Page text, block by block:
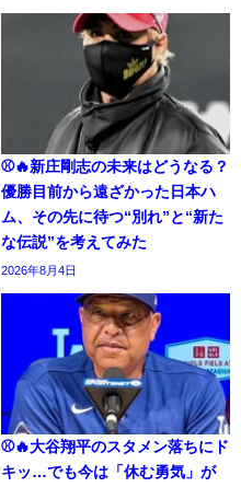
⚾🔥新庄剛志の未来はどうなる？
優勝目前から遠ざかった日本ハ
ム、その先に待つ“別れ”と“新た
な伝説”を考えてみた
2026年8月4日
⚾🔥大谷翔平のスタメン落ちにド
キッ…でも今は「休む勇気」が